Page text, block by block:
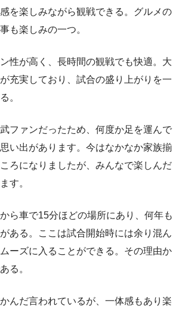
を楽しみながら観戦できる。グルメの
も楽しみの一つ。
性が高く、長時間の観戦でも快適。大
充実しており、試合の盛り上がりを一
。
ファンだったため、何度か足を運んで
い出があります。今はなかなか家族揃
ろになりましたが、みんなで楽しんだ
す。
ら車で15分ほどの場所にあり、何年も
ある。ここは試合開始時には余り混ん
ーズに入ることができる。その理由か
る。
んだ言われているが、一体感もあり楽